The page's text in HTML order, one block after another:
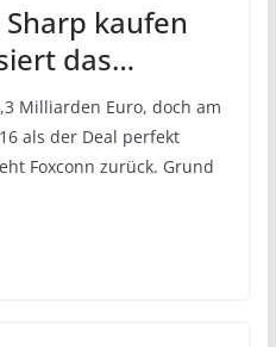
kaufen
das…
Milliarden Euro, doch am
als der Deal perfekt
Foxconn zurück. Grund